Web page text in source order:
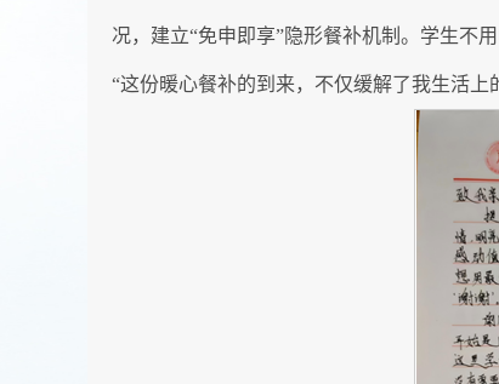
况，建立“免申即享”隐形餐补机制。学生不
“这份暖心餐补的到来，不仅缓解了我生活